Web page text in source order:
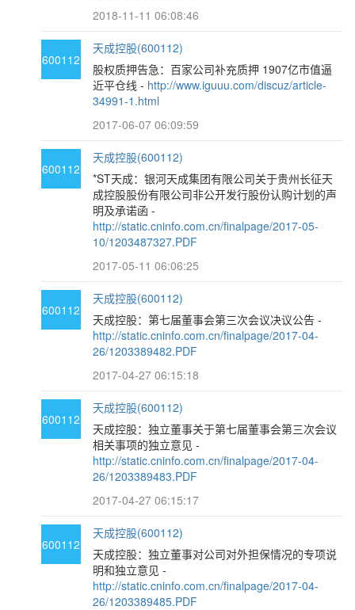
2018-11-11 06:08:46
600112
天成控股(600112)
股权质押告急：百家公司补充质押 1907亿市值逼
近平仓线 - http://www.iguuu.com/discuz/article-
34991-1.html
2017-06-07 06:09:59
600112
天成控股(600112)
*ST天成：银河天成集团有限公司关于贵州长征天
成控股股份有限公司非公开发行股份认购计划的声
明及承诺函 -
http://static.cninfo.com.cn/finalpage/2017-05-
10/1203487327.PDF
2017-05-11 06:06:25
600112
天成控股(600112)
天成控股：第七届董事会第三次会议决议公告 -
http://static.cninfo.com.cn/finalpage/2017-04-
26/1203389482.PDF
2017-04-27 06:15:18
600112
天成控股(600112)
天成控股：独立董事关于第七届董事会第三次会议
相关事项的独立意见 -
http://static.cninfo.com.cn/finalpage/2017-04-
26/1203389483.PDF
2017-04-27 06:15:17
600112
天成控股(600112)
天成控股：独立董事对公司对外担保情况的专项说
明和独立意见 -
http://static.cninfo.com.cn/finalpage/2017-04-
26/1203389485.PDF